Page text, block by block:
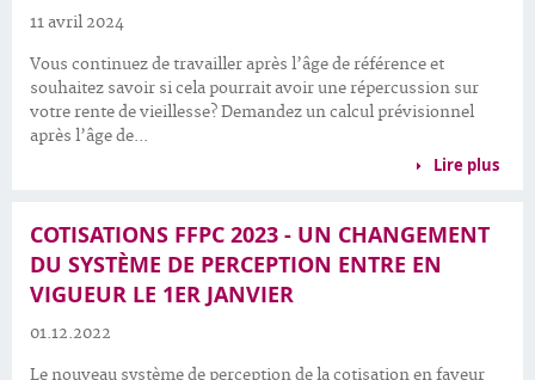
11 avril 2024
Vous continuez de travailler après l’âge de référence et
souhaitez savoir si cela pourrait avoir une répercussion sur
votre rente de vieillesse? Demandez un calcul prévisionnel
après l’âge de...
Lire plus
COTISATIONS FFPC 2023 - UN CHANGEMENT
DU SYSTÈME DE PERCEPTION ENTRE EN
VIGUEUR LE 1ER JANVIER
01.12.2022
Le nouveau système de perception de la cotisation en faveur